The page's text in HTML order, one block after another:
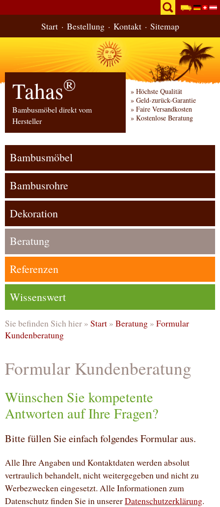
Start Bestellung Kontakt Sitemap
Tahas®
Bambusmöbel direkt vom
Hersteller
Höchste Qualität
Geld-zurück-Garantie
Faire Versandkosten
Kostenlose Beratung
Bambusmöbel
Bambusrohre
Dekoration
Beratung
Referenzen
Wissenswert
Sie befinden Sich hier » Start » Beratung » Formular
Kundenberatung
Formular Kundenberatung
Wünschen Sie kompetente
Antworten auf Ihre Fragen?
Bitte füllen Sie einfach folgendes Formular aus.
Alle Ihre Angaben und Kontaktdaten werden absolut
vertraulich behandelt, nicht weitergegeben und nicht zu
Werbezwecken eingesetzt. Alle Informationen zum
Datenschutz finden Sie in unsererDatenschutzerklärung.